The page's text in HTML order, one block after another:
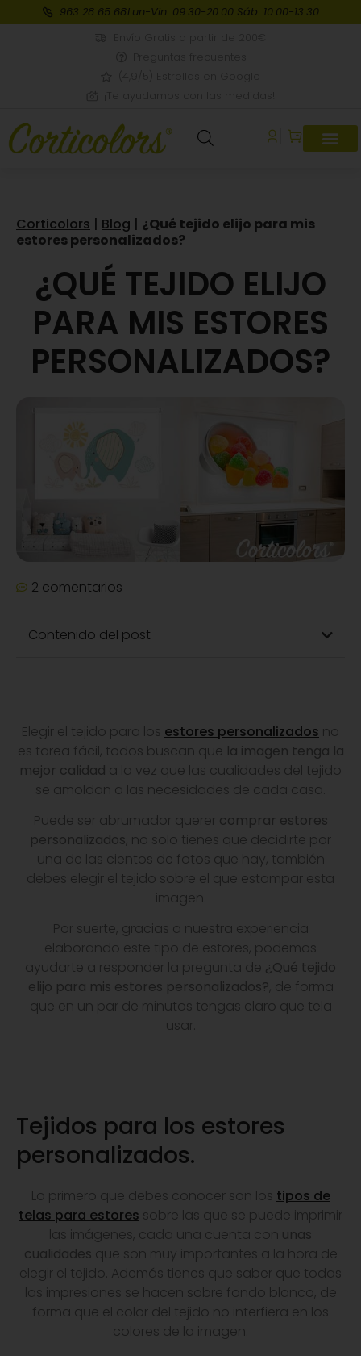
963 28 65 68Lun-Vin: 09:30-20:00 Sáb: 10:00-13:30
Corticolors | Blog | ¿Qué tejido elijo para mis
estores personalizados?
¿QUÉ TEJIDO ELIJO
PARA MIS ESTORES
PERSONALIZADOS?
2 comentarios
Contenido del post
Elegir el tejido para los estores personalizados no
es tarea fácil, todos buscan que la imagen tenga la
mejor calidad a la vez que las cualidades del tejido
se amoldan a las necesidades de cada casa.
Puede ser abrumador querer comprar estores
personalizados, no solo tienes que decidirte por
una de las cientos de fotos que hay, también
debes elegir el tejido sobre el que estampar esta
imagen.
Por suerte, gracias a nuestra experiencia
elaborando este tipo de estores, podemos
ayudarte a responder la pregunta de ¿Qué tejido
elijo para mis estores personalizados?, de forma
que en un par de minutos tengas claro que tela
usar.
Tejidos para los estores
personalizados.
Lo primero que debes conocer son los tipos de
telas para estores sobre las que se puede imprimir
las imágenes, cada una cuenta con unas
cualidades que son muy importantes a la hora de
elegir el tejido. Además tienes que saber que todas
las impresiones se hacen sobre fondo blanco, de
forma que el color del tejido no interfiera en los
colores de la imagen.